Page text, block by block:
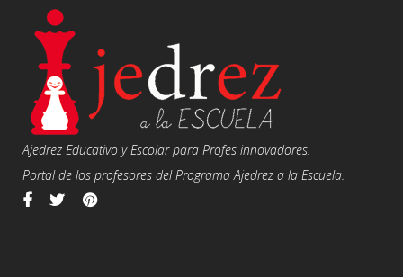
Ajedrez Educativo y Escolar para Profes innovadores.
Portal de los profesores del Programa Ajedrez a la Escuela.